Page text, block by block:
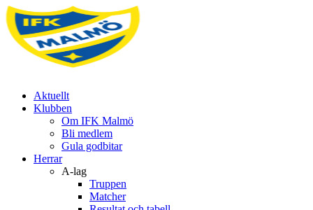
Aktuellt
Klubben
Om IFK Malmö
Bli medlem
Gula godbitar
Herrar
A-lag
Truppen
Matcher